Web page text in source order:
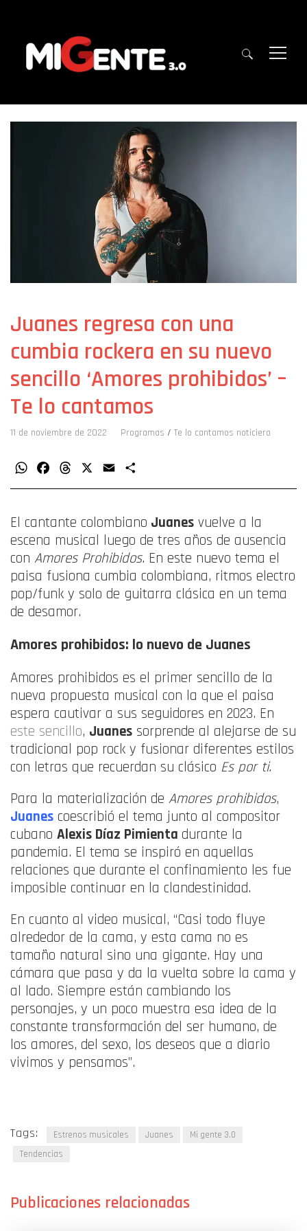
Juanes regresa con una
cumbia rockera en su nuevo
sencillo ‘Amores prohibidos’ –
Te lo cantamos
11 de noviembre de 2022 Programas / Te lo cantamos noticiero
WhatsAppFacebookThreads Email
El cantante colombiano Juanes vuelve a la
escena musical luego de tres años de ausencia
con Amores Prohibidos. En este nuevo tema el
paisa fusiona cumbia colombiana, ritmos electro
pop/funk y solo de guitarra clásica en un tema
de desamor.
Amores prohibidos: lo nuevo de Juanes
Amores prohibidos es el primer sencillo de la
nueva propuesta musical con la que el paisa
espera cautivar a sus seguidores en 2023. En
este sencillo, Juanes sorprende al alejarse de su
tradicional pop rock y fusionar diferentes estilos
con letras que recuerdan su clásico Es por ti.
Para la materialización de Amores prohibidos,
Juanes coescribió el tema junto al compositor
cubano Alexis Díaz Pimienta durante la
pandemia. El tema se inspiró en aquellas
relaciones que durante el confinamiento les fue
imposible continuar en la clandestinidad.
En cuanto al video musical, “Casi todo fluye
alrededor de la cama, y esta cama no es
tamaño natural sino una gigante. Hay una
cámara que pasa y da la vuelta sobre la cama y
al lado. Siempre están cambiando los
personajes, y un poco muestra esa idea de la
constante transformación del ser humano, de
los amores, del sexo, los deseos que a diario
vivimos y pensamos”.
Tags: Estrenos musicales Juanes
Mi gente 3.0
Tendencias